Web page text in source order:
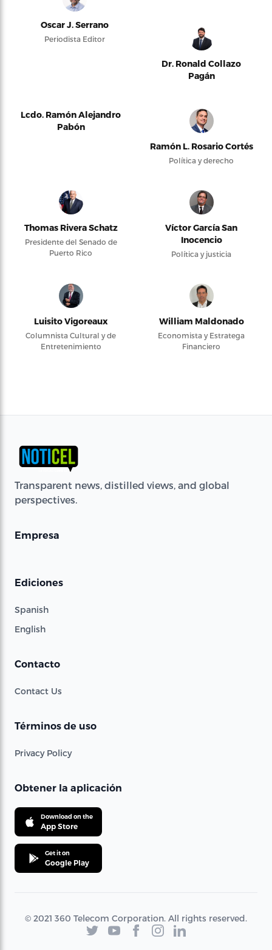
Oscar J. Serrano
Periodista Editor
Dr. Ronald Collazo
Pagán
Lcdo. Ramón Alejandro
Pabón
Ramón L. Rosario Cortés
Política y derecho
Thomas Rivera Schatz
Presidente del Senado de
Puerto Rico
Víctor García San
Inocencio
Política y justicia
Luisito Vigoreaux
Columnista Cultural y de
Entretenimiento
William Maldonado
Economista y Estratega
Financiero
Transparent news, distilled views, and global
perspectives.
Empresa
Ediciones
Spanish
English
Contacto
Contact Us
Términos de uso
Privacy Policy
Obtener la aplicación
Download on the
App Store
Get it on
Google Play
© 2021 360 Telecom Corporation. All rights reserved.